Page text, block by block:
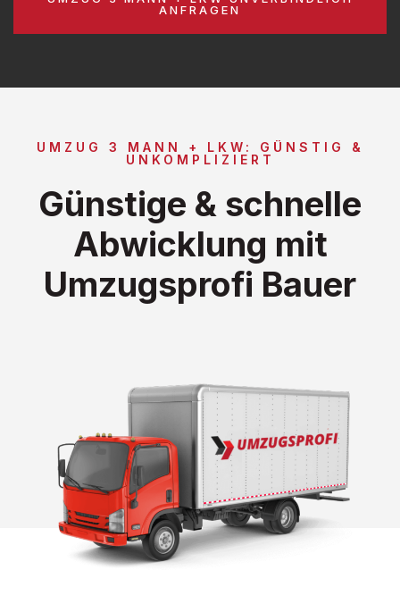
ANFRAGEN
UMZUG 3 MANN + LKW: GÜNSTIG &
UNKOMPLIZIERT
Günstige & schnelle
Abwicklung mit
Umzugsprofi Bauer